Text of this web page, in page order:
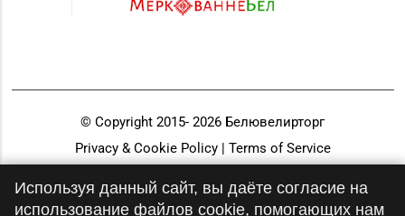
© Copyright 2015- 2026 Белювелирторг
Privacy & Cookie Policy | Terms of Service
Используя данный сайт, вы даёте согласие на
использование файлов cookie, помогающих нам